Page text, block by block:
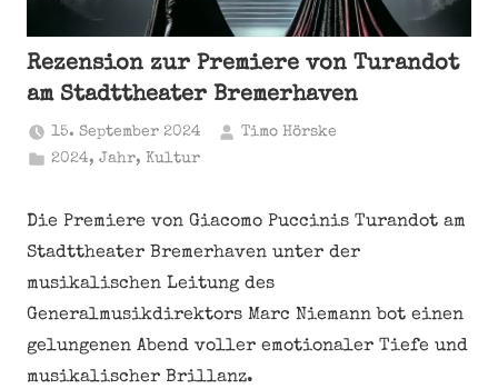
Rezension zur Premiere von Turandot
am Stadttheater Bremerhaven
15. September 2024
Timo Hörske
2024,Jahr, Kultur
Die Premiere von Giacomo Puccinis Turandot am
Stadttheater Bremerhaven unter der
musikalischen Leitung des
Generalmusikdirektors Marc Niemann bot einen
gelungenen Abend voller emotionaler Tiefe und
musikalischer Brillanz.